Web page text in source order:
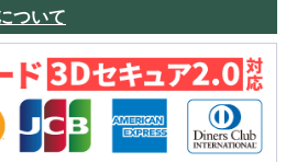
ついて